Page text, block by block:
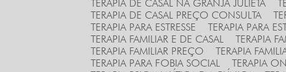
TERAPIA DE CASAL NA GRANJA JULIETA
TERAPIA DE CASAL PREÇO CONSULTA
TERAPIA PARA ESTRESSE
TERAPIA PARA
TERAPIA FAMILIAR E DE CASAL
TERAPIA
TERAPIA FAMILIAR PREÇO
TERAPIA
TERAPIA PARA FOBIA SOCIAL
TERAPIA